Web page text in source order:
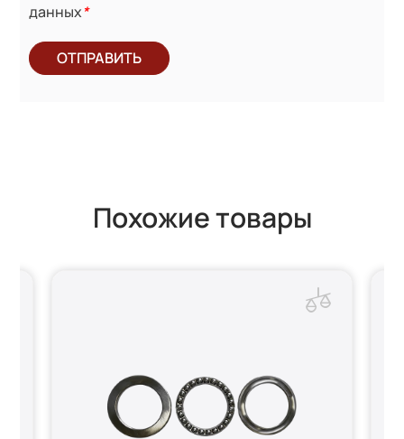
данных*
ОТПРАВИТЬ
Похожие товары